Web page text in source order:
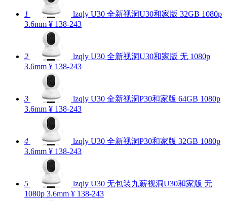
1
lzqly U30 全新视洞U30和家版 32GB 1080p
3.6mm ¥ 138-243
2
lzqly U30 全新视洞U30和家版 无 1080p
3.6mm ¥ 138-243
3
lzqly U30 全新视洞P30和家版 64GB 1080p
3.6mm ¥ 138-243
4
lzqly U30 全新视洞P30和家版 32GB 1080p
3.6mm ¥ 138-243
5
lzqly U30 无包装九薪视洞U30和家版 无
1080p 3.6mm ¥ 138-243